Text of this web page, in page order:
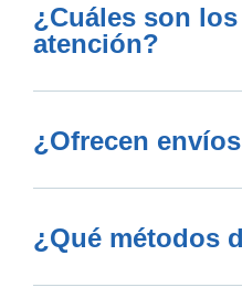
¿Cuáles son
atención?
¿Ofrecen
¿Qué métodos